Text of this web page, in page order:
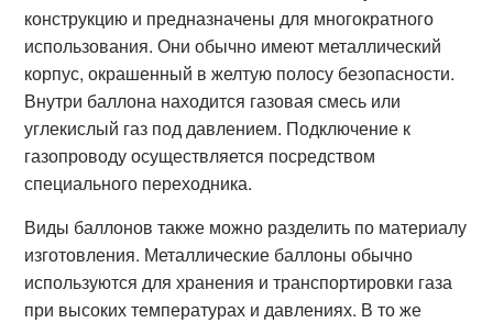
конструкцию и предназначены для многократного
использования. Они обычно имеют металлический
корпус, окрашенный в желтую полосу безопасности.
Внутри баллона находится газовая смесь или
углекислый газ под давлением. Подключение к
газопроводу осуществляется посредством
специального переходника.
Виды баллонов также можно разделить по материалу
изготовления. Металлические баллоны обычно
используются для хранения и транспортировки газа
при высоких температурах и давлениях. В то же